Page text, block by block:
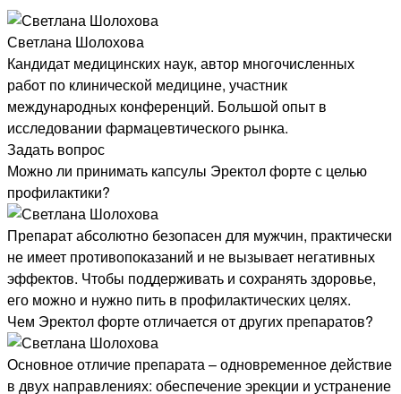
Светлана Шолохова
Кандидат медицинских наук, автор многочисленных
работ по клинической медицине, участник
международных конференций. Большой опыт в
исследовании фармацевтического рынка.
Задать вопрос
Можно ли принимать капсулы Эректол форте с целью
профилактики?
Препарат абсолютно безопасен для мужчин, практически
не имеет противопоказаний и не вызывает негативных
эффектов. Чтобы поддерживать и сохранять здоровье,
его можно и нужно пить в профилактических целях.
Чем Эректол форте отличается от других препаратов?
Основное отличие препарата – одновременное действие
в двух направлениях: обеспечение эрекции и устранение